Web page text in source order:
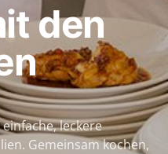
den
leckere
Gemeinsam kochen,